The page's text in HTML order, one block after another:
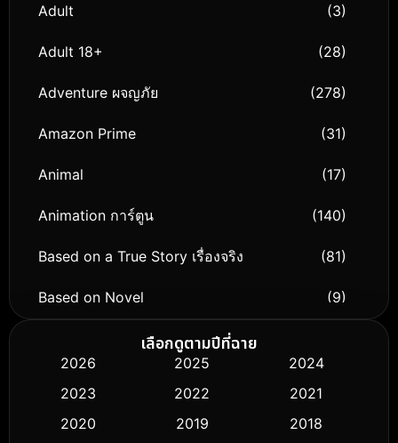
Adult (3)
Adult 18+ (28)
Adventure ผจญภัย (278)
Amazon Prime (31)
Animal (17)
Animation การ์ตูน (140)
Based on a True Story เรื่องจริง (81)
Based on Novel (9)
Biography ชีวิตจริง
Classic หนังคลาสสิก (50)
เลือกดูตามปีที่ฉาย
2026 2025
2024
2023
2022
2021
2020
2019
2018